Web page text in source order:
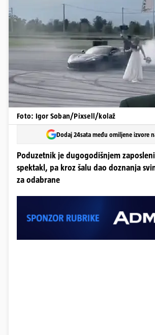
Foto: Igor Soban/Pixsell/kolaž
Dodaj 24sata među omiljene izvore
Poduzetnik je dugogodišnjem
spektakl, pa kroz šalu dao doznanja
za odabrane